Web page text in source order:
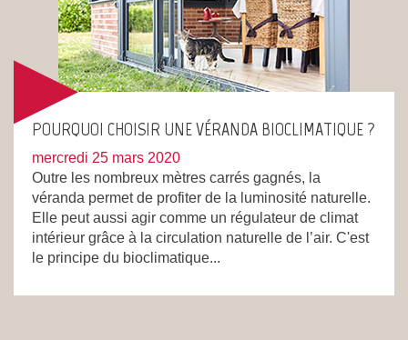
POURQUOI CHOISIR UNE VÉRANDA BIOCLIMATIQUE ?
mercredi 25 mars 2020
Outre les nombreux mètres carrés gagnés, la
véranda permet de profiter de la luminosité naturelle.
Elle peut aussi agir comme un régulateur de climat
intérieur grâce à la circulation naturelle de l’air. C'est
le principe du bioclimatique...